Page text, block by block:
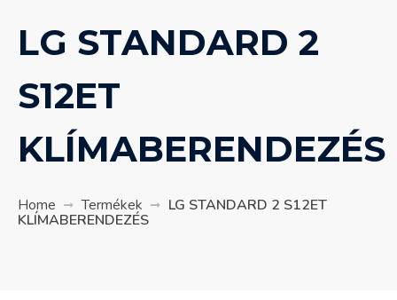
LG STANDARD 2
S12ET
KLÍMABERENDEZÉS
Home Termékek LG STANDARD 2 S12ET
KLÍMABERENDEZÉS